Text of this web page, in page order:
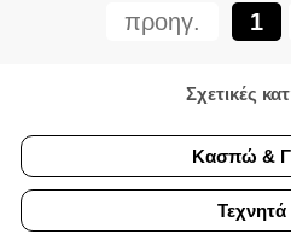
προηγ. 1
Σχετικές
Κασπώ &